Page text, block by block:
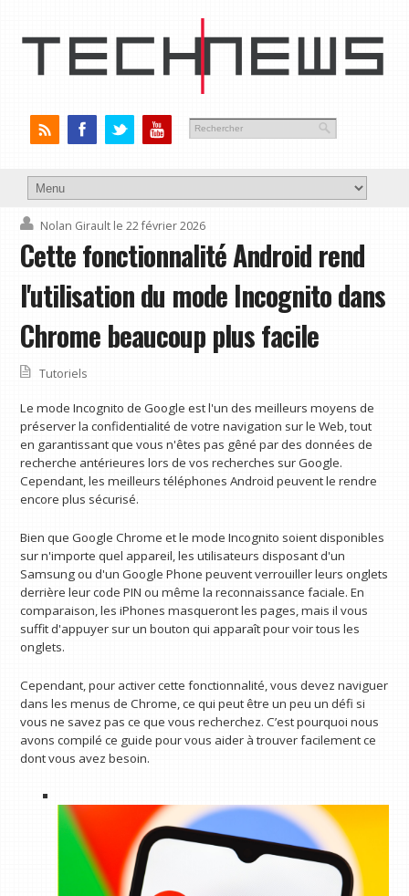
Nolan Girault le 22 février 2026
Cette fonctionnalité Android rend
l'utilisation du mode Incognito dans
Chrome beaucoup plus facile
Tutoriels
Le mode Incognito de Google est l'un des meilleurs moyens de
préserver la confidentialité de votre navigation sur le Web, tout
en garantissant que vous n'êtes pas gêné par des données de
recherche antérieures lors de vos recherches sur Google.
Cependant, les meilleurs téléphones Android peuvent le rendre
encore plus sécurisé.
Bien que Google Chrome et le mode Incognito soient disponibles
sur n'importe quel appareil, les utilisateurs disposant d'un
Samsung ou d'un Google Phone peuvent verrouiller leurs onglets
derrière leur code PIN ou même la reconnaissance faciale. En
comparaison, les iPhones masqueront les pages, mais il vous
suffit d'appuyer sur un bouton qui apparaît pour voir tous les
onglets.
Cependant, pour activer cette fonctionnalité, vous devez naviguer
dans les menus de Chrome, ce qui peut être un peu un défi si
vous ne savez pas ce que vous recherchez. C’est pourquoi nous
avons compilé ce guide pour vous aider à trouver facilement ce
dont vous avez besoin.